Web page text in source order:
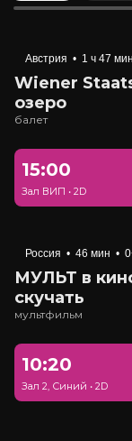
Австрия • 1 ч 47 мин
Wiener
озеро
балет
15:00
Зал ВИП • 2D
Россия • 46 мин •
МУЛЬТ в
скучать
мультфильм
10:20
Зал 2, Синий • 2D